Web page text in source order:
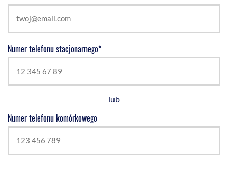
Numer telefonu stacjonarnego*
lub
Numer telefonu komórkowego